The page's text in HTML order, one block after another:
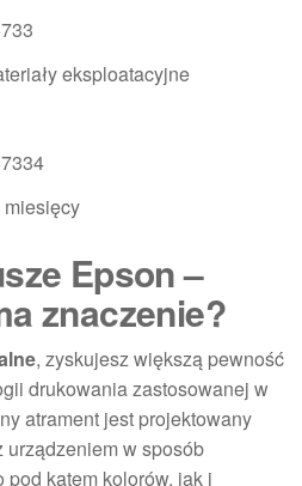
eksploatacyjne
miesięcy
Epson –
znaczenie?
, zyskujesz większą pewność
drukowania zastosowanej w
atrament jest projektowany
urządzeniem w sposób
kątem kolorów, jak i